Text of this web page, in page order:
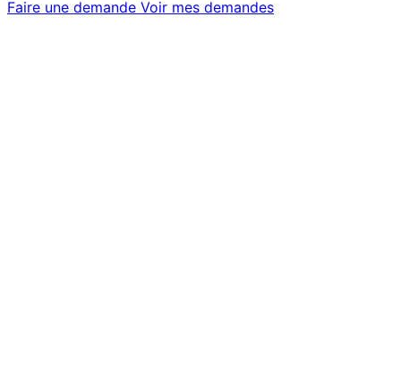
Faire une demande Voir mes demandes